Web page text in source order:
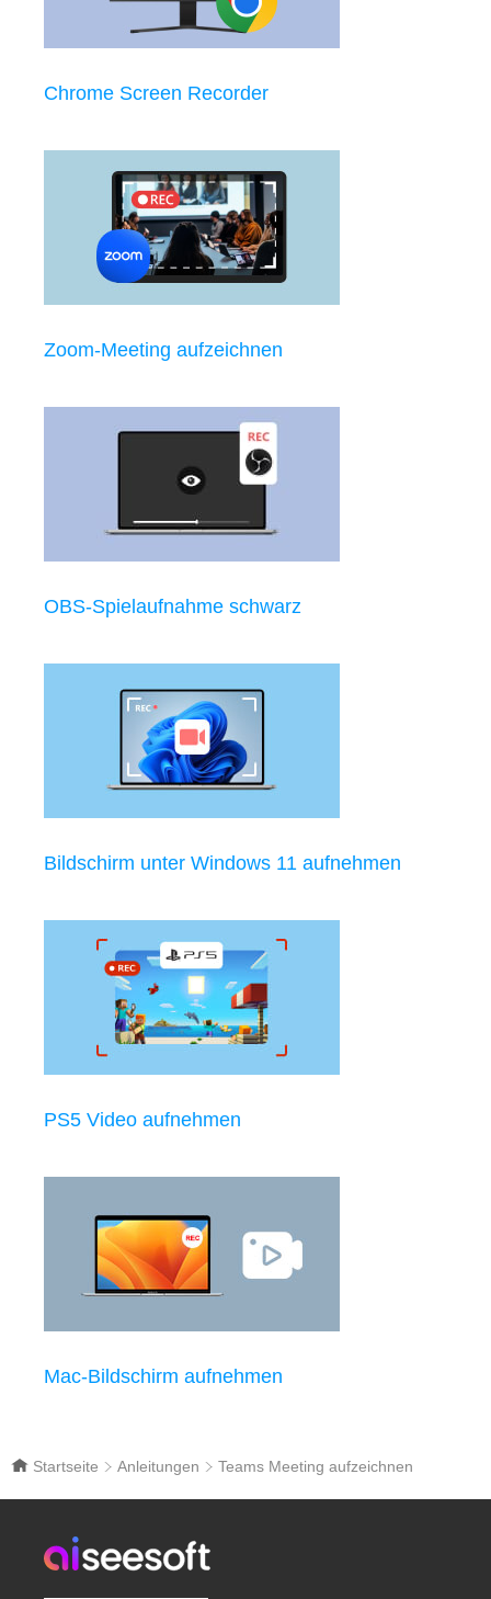
Chrome Screen Recorder
Zoom-Meeting aufzeichnen
OBS-Spielaufnahme schwarz
Bildschirm unter Windows 11 aufnehmen
PS5 Video aufnehmen
Mac-Bildschirm aufnehmen
Startseite Anleitungen Teams Meeting aufzeichnen